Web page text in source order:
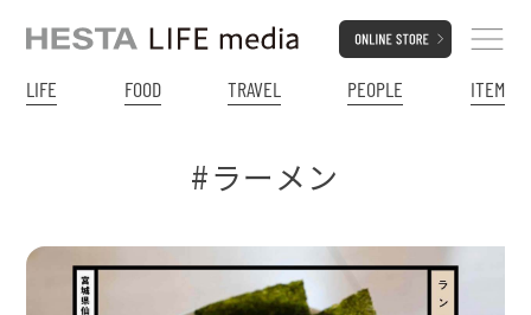
LIFE FOOD TRAVEL PEOPLE ITEM
#ラーメン